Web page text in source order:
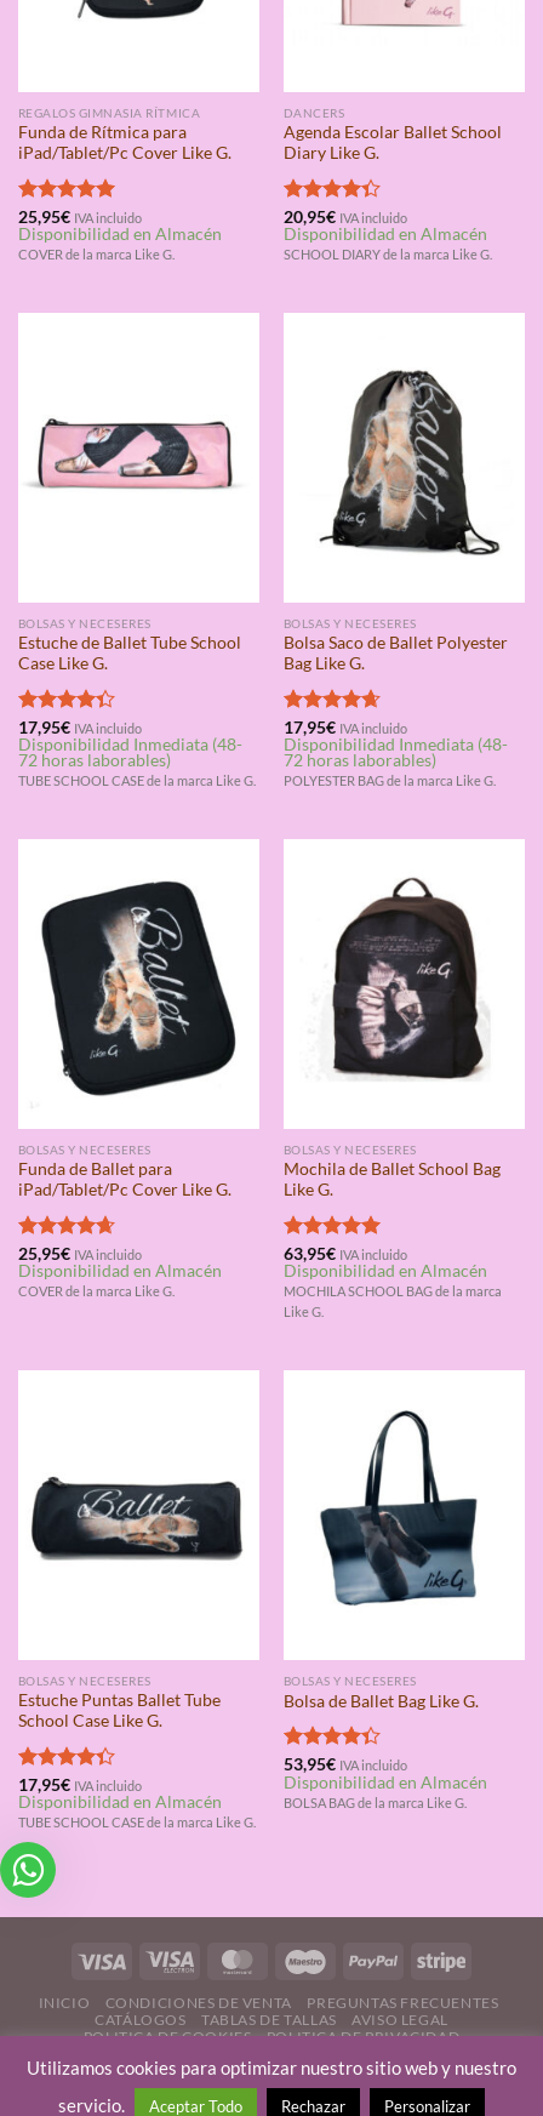
REGALOS GIMNASIA RÍTMICA
Funda de Rítmica para
iPad/Tablet/Pc Cover Like G.
Valorado
con5.00
de 5
25,95€ IVA incluido
Disponibilidad en Almacén
COVER de la marca Like G.
DANCERS
Agenda Escolar Ballet School
Diary Like G.
Valorado
con4.33
de 5
20,95€ IVA incluido
Disponibilidad en Almacén
SCHOOL DIARY de la marca Like G.
BOLSAS Y NECESERES
Estuche de Ballet Tube School
Case Like G.
Valorado
con4.33
de 5
17,95€ IVA incluido
Disponibilidad Inmediata (48-
72 horas laborables)
TUBE SCHOOL CASE de la marca Like G.
BOLSAS Y NECESERES
Bolsa Saco de Ballet Polyester
Bag Like G.
Valorado
con4.67
de 5
17,95€ IVA incluido
Disponibilidad Inmediata (48-
72 horas laborables)
POLYESTER BAG de la marca Like G.
BOLSAS Y NECESERES
Funda de Ballet para
iPad/Tablet/Pc Cover Like G.
Valorado
con4.67
de 5
25,95€ IVA incluido
Disponibilidad en Almacén
COVER de la marca Like G.
BOLSAS Y NECESERES
Mochila de Ballet School Bag
Like G.
Valorado
con5.00
de 5
63,95€ IVA incluido
Disponibilidad en Almacén
MOCHILA SCHOOL BAG de la marca
Like G.
BOLSAS Y NECESERES
Estuche Puntas Ballet Tube
School Case Like G.
Valorado
con4.33
de 5
17,95€ IVA incluido
Disponibilidad en Almacén
TUBE SCHOOL CASE de la marca Like G.
BOLSAS Y NECESERES
Bolsa de Ballet Bag Like G.
Valorado
con4.33
de 5
53,95€ IVA incluido
Disponibilidad en Almacén
BOLSA BAG de la marca Like G.
INICIO CONDICIONES DE VENTA
PREGUNTAS FRECUENTES
CATÁLOGOS
TABLAS DE TALLAS
AVISO LEGAL
POLITICA DE COOKIES
POLITICA DE PRIVACIDAD
QUIENES SOMOS|CÓMO SELECCIONAMOS PRODUCTOS|DERECHO DE
DESISTIMIENTO |FORMULARIO DE DESISTIMIENTO
Utilizamos cookies para optimizar nuestro sitio web y nuestro
servicio.
Aceptar Todo Rechazar Personalizar